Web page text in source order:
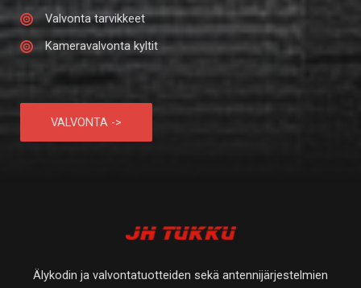
Valvonta tarvikkeet
Kameravalvonta kyltit
VALVONTA ->
Älykodin ja valvontatuotteiden sekä antennijärjestelmien